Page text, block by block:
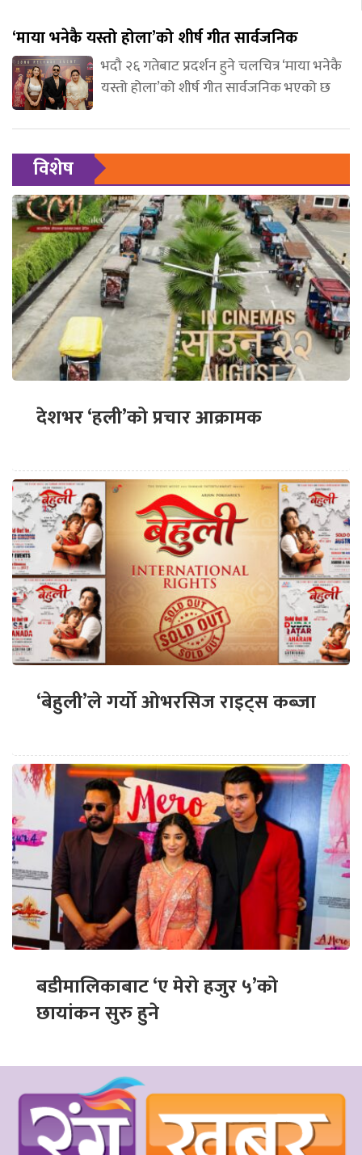
‘माया भनेकै यस्तो होला’को शीर्ष गीत सार्वजनिक
भदौ २६ गतेबाट प्रदर्शन हुने चलचित्र ‘माया भनेकै
यस्तो होला’को शीर्ष गीत सार्वजनिक भएको छ
विशेष
देशभर ‘हली’को प्रचार आक्रामक
‘बेहुली’ले गर्यो ओभरसिज राइट्स कब्जा
बडीमालिकाबाट ‘ए मेरो हजुर ५’को
छायांकन सुरु हुने